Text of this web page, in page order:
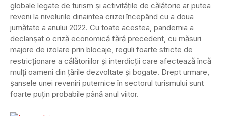
globale legate de turism şi activităţile de călătorie ar putea
reveni la nivelurile dinaintea crizei începând cu a doua
jumătate a anului 2022. Cu toate acestea, pandemia a
declanşat o criză economică fără precedent, cu măsuri
majore de izolare prin blocaje, reguli foarte stricte de
restricţionare a călătoriilor şi interdicţii care afectează încă
mulţi oameni din ţările dezvoltate şi bogate. Drept urmare,
şansele unei reveniri puternice în sectorul turismului sunt
foarte puţin probabile până anul viitor.